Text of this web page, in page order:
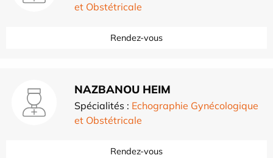
et Obstétricale
Rendez-vous
NAZBANOU HEIM
Spécialités : Echographie Gynécologique
et Obstétricale
Rendez-vous